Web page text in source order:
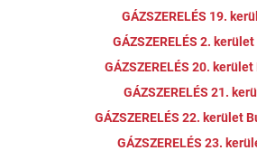
GÁZSZERELÉS 19.
GÁZSZERELÉS 2.
GÁZSZERELÉS 20.
GÁZSZERELÉS 21.
GÁZSZERELÉS 22. kerület
GÁZSZERELÉS 23.